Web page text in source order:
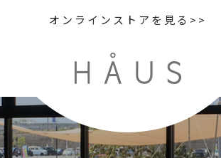
オンラインストアを見る>>